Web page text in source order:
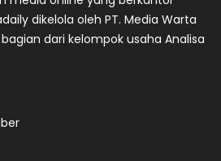
dikelola oleh PT. Media Warta
dari kelompok usaha Analisa